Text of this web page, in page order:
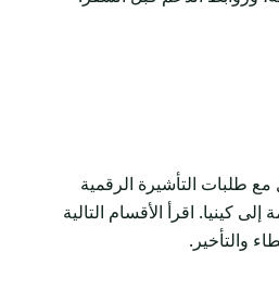
مع طلبات التأشيرة الرقمية
كينيا. اقرأ الأقسام التالية
والتأخير.